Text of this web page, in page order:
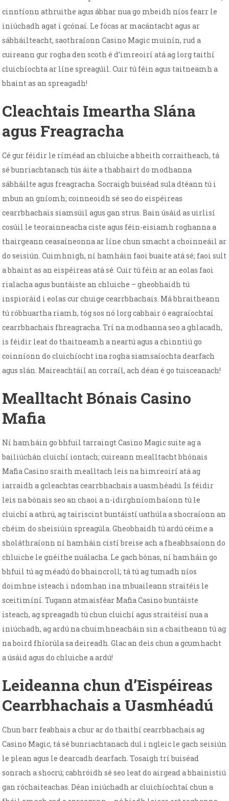
cinntíonn athruithe agus ábhar nua go mbeidh níos fearr le
iniúchadh agat i gcónaí. Le fócas ar macántacht agus ar
sábháilteacht, saothraíonn Casino Magic muinín, rud a
cuireann gur rogha den scoth é d’imreoirí atá ag lorg taithí
cluichíochta ar líne spreagúil. Cuir tú féin agus taitneamh a
bhaint as an spreagadh!
Cleachtais Imeartha Slána
agus Freagracha
Cé gur féidir le ríméad an chluiche a bheith corraitheach, tá
sé bunriachtanach tús áite a thabhairt do modhanna
sábháilte agus freagracha. Socraigh buiséad sula dtéann tú i
mbun an gníomh; coinneoidh sé seo do eispéireas
cearrbhachais siamsúil agus gan strus. Bain úsáid as uirlisí
cosúil le teorainneacha ciste agus féin-eisiamh roghanna a
thairgeann ceasaíneonna ar líne chun smacht a choinneáil ar
do seisiún. Cuimhnigh, ní hamháin faoi buaite atá sé; faoi sult
a bhaint as an eispéireas atá sé. Cuir tú féin ar an eolas faoi
rialacha agus buntáiste an chluiche – gheobhaidh tú
inspioráid i eolas cur chuige cearrbhachais. Má bhraitheann
tú róbhuartha riamh, tóg sos nó lorg cabhair ó eagraíochtaí
cearrbhachais fhreagracha. Trí na modhanna seo a ghlacadh,
is féidir leat do thaitneamh a neartú agus a chinntiú go
coinníonn do cluichíocht ina rogha siamsaíochta dearfach
agus slán. Maireachtáil an corraíl, ach déan é go tuisceanach!
Mealltacht Bónais Casino
Mafia
Ní hamháin go bhfuil tarraingt Casino Magic suite ag a
bailiúchán cluichí iontach; cuireann mealltacht bhónais
Mafia Casino sraith mealltach leis na himreoirí atá ag
iarraidh a gcleachtas cearrbhachais a uasmhéadú. Is féidir
leis na bónais seo an chaoi a n-idirghníomhaíonn tú le
cluichí a athrú, ag tairiscint buntáistí uathúla a shocraíonn an
chéim do sheisiúin spreagúla. Gheobhaidh tú ardú céime a
sholáthraíonn ní hamháin cistí breise ach a fheabhsaíonn do
chluiche le gnéithe nuálacha. Le gach bónas, ní hamháin go
bhfuil tú ag méadú do bhaincroll; tá tú ag tumadh níos
doimhne isteach i ndomhan ina mbuaileann straitéis le
sceitimíní. Tugann atmaisféar Mafia Casino buntáiste
isteach, ag spreagadh tú chun cluichí agus straitéisí nua a
iniúchadh, ag ardú na chuimhneacháin sin a chaitheann tú ag
na boird fhíorúla sa deireadh. Glac an deis chun a gcumhacht
a úsáid agus do chluiche a ardú!
Leideanna chun d’Eispéireas
Cearrbhachais a Uasmhéadú
Chun barr feabhais a chur ar do thaithí cearrbhachais ag
Casino Magic, tá sé bunriachtanach dul i ngleic le gach seisiún
le plean agus le dearcadh dearfach. Tosaigh trí buiséad
sonrach a shocrú; cabhróidh sé seo leat do airgead a bhainistiú
gan róchaiteachas. Déan iniúchadh ar cluichíochtaí chun a